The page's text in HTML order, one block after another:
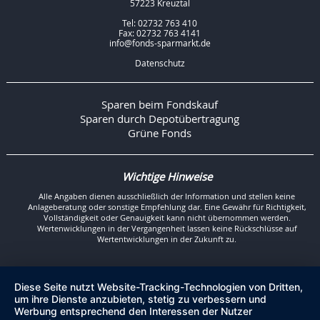
57223 Kreuztal
Tel: 02732 763 410
Fax: 02732 763 4141
info@fonds-sparmarkt.de
Datenschutz
Sparen beim Fondskauf
Sparen durch Depotübertragung
Grüne Fonds
Wichtige Hinweise
Alle Angaben dienen ausschließlich der Information und stellen keine
Anlageberatung oder sonstige Empfehlung dar. Eine Gewähr für Richtigkeit,
Vollständigkeit oder Genauigkeit kann nicht übernommen werden.
Wertenwicklungen in der Vergangenheit lassen keine Rückschlüsse auf
Wertentwicklungen in der Zukunft zu.
Diese Seite nutzt Website-Tracking-Technologien von Dritten,
um ihre Dienste anzubieten, stetig zu verbessern und
Werbung entsprechend den Interessen der Nutzer